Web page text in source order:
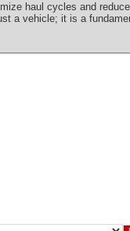
haul cycles and
a vehicle; it is a